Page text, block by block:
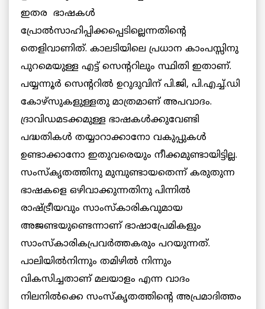
ഇതര ഭാഷകള്‍
പ്രോല്‍സാഹിപ്പിക്കപ്പെടില്ലെന്നതിന്റെ
തെളിവാണിത്. കാലടിയിലെ പ്രധാന കാംപസ്സിനു
പുറമെയുള്ള എട്ട് സെന്ററിലും സ്ഥിതി ഇതാണ്.
പയ്യന്നൂര്‍ സെന്ററില്‍ ഉറുദുവിന് പി.ജി, പി.എച്ച്.ഡി
കോഴ്സുകളുള്ളതു മാത്രമാണ് അപവാദം.
ദ്രാവിഡമടക്കമുള്ള ഭാഷകള്‍ക്കുവേണ്ടി
പദ്ധതികള്‍ തയ്യാറാക്കാനോ വകുപ്പുകള്‍
ഉണ്ടാക്കാനോ ഇതുവരെയും നീക്കമുണ്ടായിട്ടില്ല.
സംസ്കൃതത്തിനു മുമ്പുണ്ടായതെന്ന് കരുതുന്ന
ഭാഷകളെ ഒഴിവാക്കുന്നതിനു പിന്നില്‍
രാഷ്ട്രീയവും സാംസ്കാരികവുമായ
അജണ്ടയുണ്ടെന്നാണ് ഭാഷാപ്രേമികളും
സാംസ്കാരികപ്രവര്‍ത്തകരും പറയുന്നത്.
പാലിയില്‍നിന്നും തമിഴില്‍ നിന്നും
വികസിച്ചതാണ് മലയാളം എന്ന വാദം
നിലനില്‍ക്കെ സംസ്കൃതത്തിന്റെ അപ്രമാദിത്തം